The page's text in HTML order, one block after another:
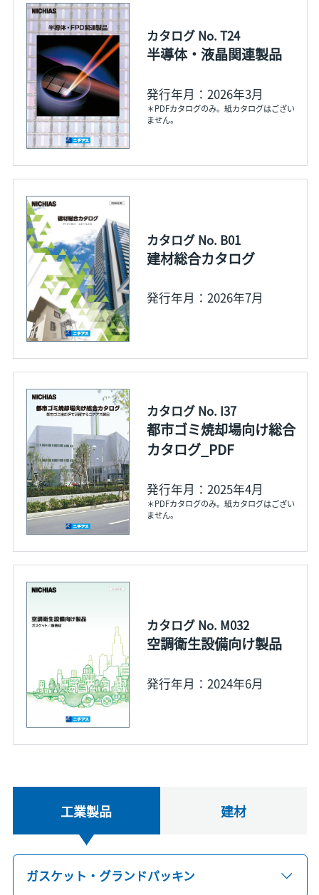
カタログ No. T24
半導体・液晶関連製品
発行年月：2026年3月
＊PDFカタログのみ。紙カタログはござい
ません。
カタログ No. B01
建材総合カタログ
発行年月：2026年7月
カタログ No. I37
都市ゴミ焼却場向け総合
カタログ_PDF
発行年月：2025年4月
＊PDFカタログのみ。紙カタログはござい
ません。
カタログ No. M032
空調衛生設備向け製品
発行年月：2024年6月
工業製品 建材
ガスケット・グランドパッキン